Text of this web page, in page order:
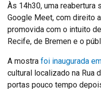
Às 14h30, uma
Google Meet, com direito
promovida com o intuito
Recife, de Bremen e o
A mostra foi inaugurada
cultural localizado na Rua
portas pouco tempo